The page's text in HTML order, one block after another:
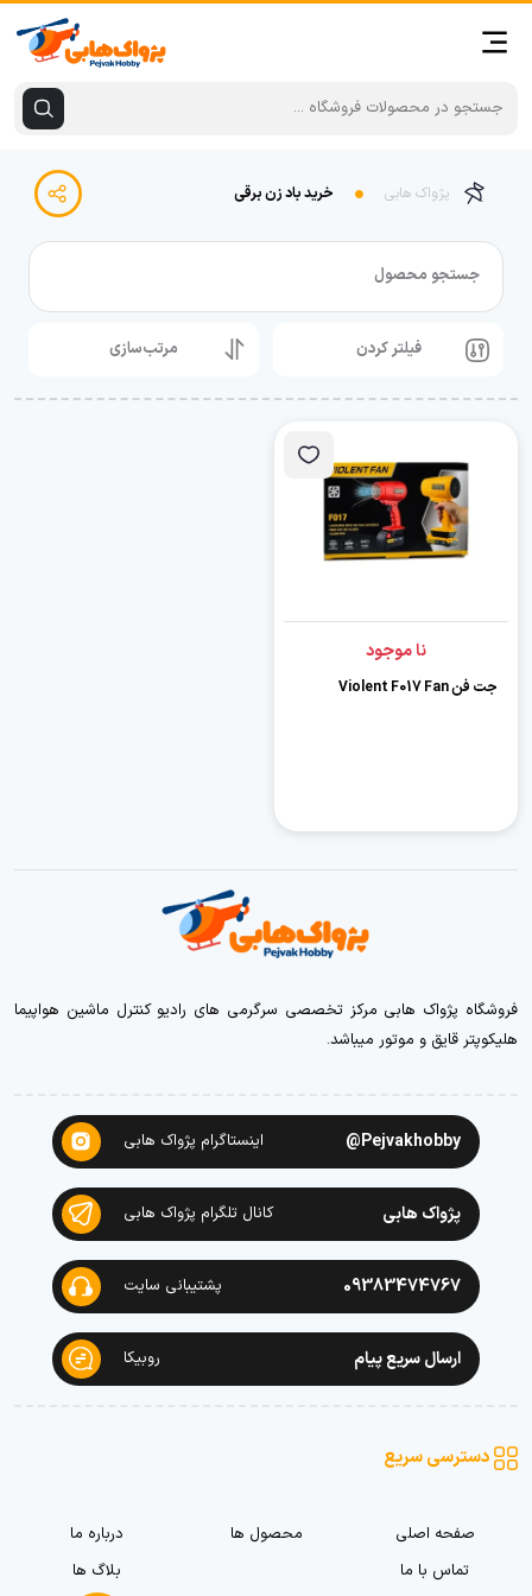
پژواک هابی خرید باد زن برقی
جستجو محصول
فیلتر کردن مرتب‌سازی
نا موجود
جت فن Violent F017 Fan
فروشگاه پژواک هابی مرکز تخصصی سرگرمی های رادیو کنترل ماشین هواپیما
هلیکوپتر قایق و موتور میباشد.
Pejvakhobby@ اینستاگرام پژواک هابی
پژواک هابی کانال تلگرام پژواک هابی
09383474767 پشتیبانی سایت
ارسال سریع پیام روبیکا
دسترسی سریع
صفحه اصلی محصول ها
درباره ما
تماس با ما
بلاگ ها